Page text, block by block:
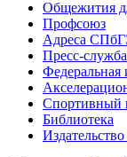
Общежития
Профсоюз
Адреса
Пресс-служба
Федеральная
Спортивный
Библиотека